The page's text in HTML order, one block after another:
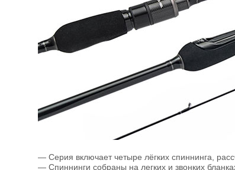
— Серия включает четыре лёгких спиннинга,
— Спиннинги собраны на легких и звонких